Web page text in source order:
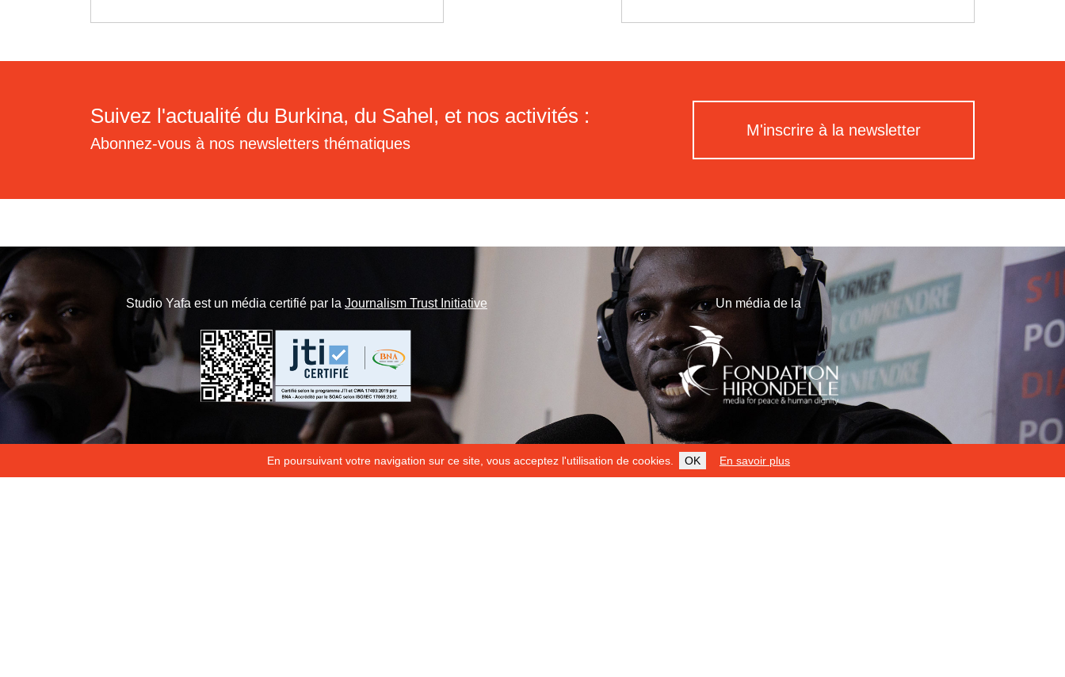
En poursuivant votre navigation sur ce site, vous acceptez l'utilisation de cookies. OK En savoir plus
Suivez l'actualité du Burkina, du Sahel, et nos activités :
Abonnez-vous à nos newsletters thématiques
M'inscrire à la newsletter
Studio Yafa est un média certifié par la Journalism Trust Initiative Un média de la
ILS NOUS SOUTIENNENT